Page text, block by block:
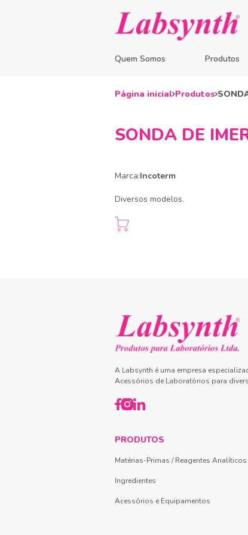
Quem Somos Produtos
Página inicial Produtos
SONDA DE
Marca:Incoterm
Diversos modelos.
A Labsynth é uma empresa
Acessórios de Laboratórios para
PRODUTOS
Matérias-Primas / Reagentes Analíticos
Ingredientes
Acessórios e Equipamentos